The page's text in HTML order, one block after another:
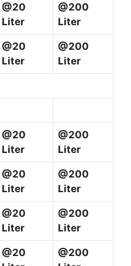
@20
Liter
@200
Liter
@20
Liter
@200
Liter
@20
Liter
@200
Liter
@20
Liter
@200
Liter
@20
Liter
@200
Liter
@20
@200